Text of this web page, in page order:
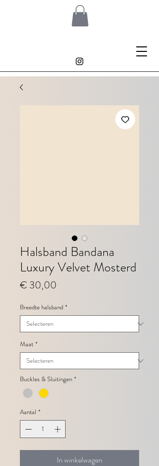
Halsband Bandana
Luxury Velvet Mosterd
€ 30,00
Breedte halsband *
Maat *
Buckles & Sluitingen *
Aantal *
In winkelwagen